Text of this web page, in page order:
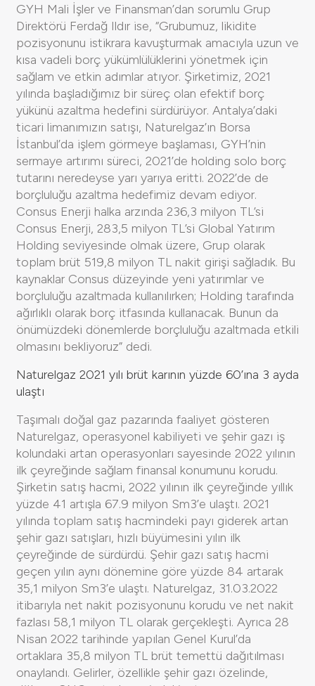
GYH Mali İşler ve Finansman’dan sorumlu Grup
Direktörü Ferdağ Ildır ise, “Grubumuz, likidite
pozisyonunu istikrara kavuşturmak amacıyla uzun ve
kısa vadeli borç yükümlülüklerini yönetmek için
sağlam ve etkin adımlar atıyor. Şirketimiz, 2021
yılında başladığımız bir süreç olan efektif borç
yükünü azaltma hedefini sürdürüyor. Antalya’daki
ticari limanımızın satışı, Naturelgaz’ın Borsa
İstanbul’da işlem görmeye başlaması, GYH’nin
sermaye artırımı süreci, 2021’de holding solo borç
tutarını neredeyse yarı yarıya eritti. 2022’de de
borçluluğu azaltma hedefimiz devam ediyor.
Consus Enerji halka arzında 236,3 milyon TL’si
Consus Enerji, 283,5 milyon TL’si Global Yatırım
Holding seviyesinde olmak üzere, Grup olarak
toplam brüt 519,8 milyon TL nakit girişi sağladık. Bu
kaynaklar Consus düzeyinde yeni yatırımlar ve
borçluluğu azaltmada kullanılırken; Holding tarafında
ağırlıklı olarak borç itfasında kullanacak. Bunun da
önümüzdeki dönemlerde borçluluğu azaltmada etkili
olmasını bekliyoruz” dedi.
Naturelgaz 2021 yılı brüt karının yüzde 60’ına 3 ayda
ulaştı
Taşımalı doğal gaz pazarında faaliyet gösteren
Naturelgaz, operasyonel kabiliyeti ve şehir gazı iş
kolundaki artan operasyonları sayesinde 2022 yılının
ilk çeyreğinde sağlam finansal konumunu korudu.
Şirketin satış hacmi, 2022 yılının ilk çeyreğinde yıllık
yüzde 41 artışla 67.9 milyon Sm3’e ulaştı. 2021
yılında toplam satış hacmindeki payı giderek artan
şehir gazı satışları, hızlı büyümesini yılın ilk
çeyreğinde de sürdürdü. Şehir gazı satış hacmi
geçen yılın aynı dönemine göre yüzde 84 artarak
35,1 milyon Sm3’e ulaştı. Naturelgaz, 31.03.2022
itibarıyla net nakit pozisyonunu korudu ve net nakit
fazlası 58,1 milyon TL olarak gerçekleşti. Ayrıca 28
Nisan 2022 tarihinde yapılan Genel Kurul’da
ortaklara 35,8 milyon TL brüt temettü dağıtılması
onaylandı. Gelirler, özellikle şehir gazı özelinde,